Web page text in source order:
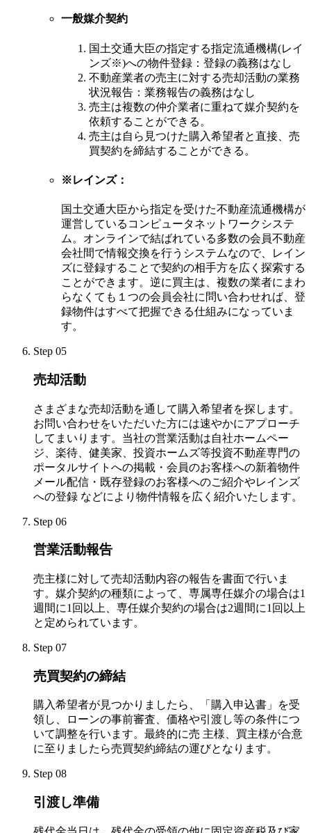
一般媒介契約
国土交通大臣の指定する指定流通機構(レイ
ンズ※)への物件登録：登録の義務はなし
不動産業者の売主に対する売却活動の業務
状況報告：業務報告の義務はなし
売主は複数の仲介業者に重ねて媒介契約を
依頼することができる。
売主は自ら見つけた購入希望者と直接、売
買契約を締結することができる。
※レインズ：
国土交通大臣から指定を受けた不動産流通機構が
運営しているコンピュータネットワークシステ
ム。オンラインで結ばれている多数の会員不動産
会社間で情報交換を行うシステムなので、レイン
ズに登録することで契約の相手方を広く探索する
ことができます。逆に買主は、複数の業者にまわ
らなくても１つの会員会社に問い合わせれば、登
録物件はすべて把握できる仕組みになっていま
す。
Step 05
売却活動
さまざまな売却活動を通して購入希望者を探します。
お問い合わせをいただいた方には速やかにアプローチ
してまいります。当社の営業活動は自社ホームペー
ジ、楽待、健美家、投資ホームズ等投資不動産専門の
ポータルサイトへの掲載・会員のお客様への新着物件
メール配信・既存登録のお客様へのご紹介やレインズ
への登録 などにより物件情報を広く紹介いたします。
Step 06
営業活動報告
売主様に対して売却活動内容の報告を書面で行いま
す。媒介契約の種類によって、専属専任媒介の場合は1
週間に1回以上、専任媒介契約の場合は2週間に1回以上
と定められています。
Step 07
売買契約の締結
購入希望者が見つかりましたら、「購入申込書」を受
領し、ローンの事前審査、価格や引渡し等の条件につ
いて調整を行います。最終的に売 主様、買主様が合意
に至りましたら売買契約締結の運びとなります。
Step 08
引渡し準備